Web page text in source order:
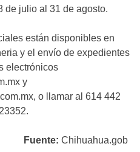
de julio al 31 de agosto.
están disponibles en
y el envío de expedientes
electrónicos
y
o llamar al 614 442
Fuente: Chihuahua.gob